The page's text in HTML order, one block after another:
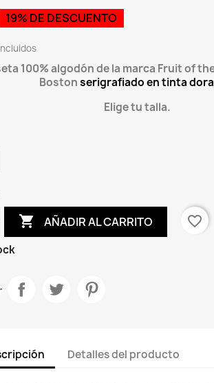
19% DE DESCUENTO
100% algodón de la marca Fruit of
Bostonserigrafiado en tinta
Elige tu talla.
 AÑADIR AL CARRITO
favorite_border
Detalles del producto